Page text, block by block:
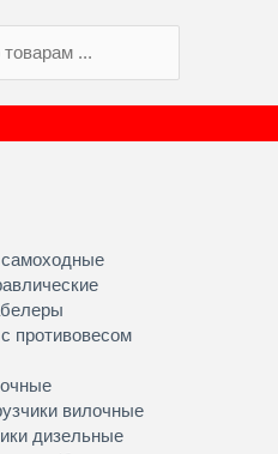
противовесом
вилочные
дизельные